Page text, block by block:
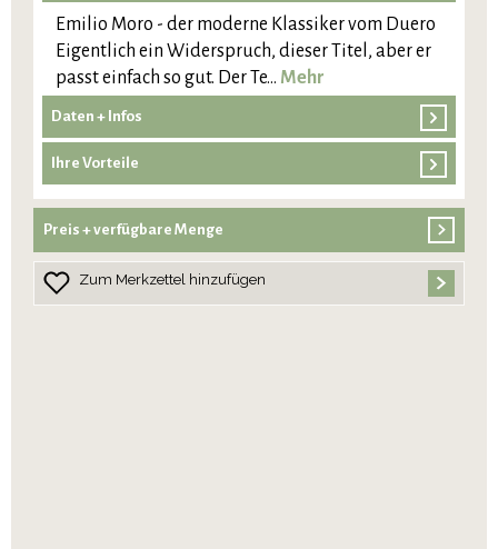
Emilio Moro - der moderne Klassiker vom Duero
Eigentlich ein Widerspruch, dieser Titel, aber er
passt einfach so gut. Der Te… Mehr
Daten + Infos
Ihre Vorteile
Preis + verfügbare Menge
Zum Merkzettel hinzufügen